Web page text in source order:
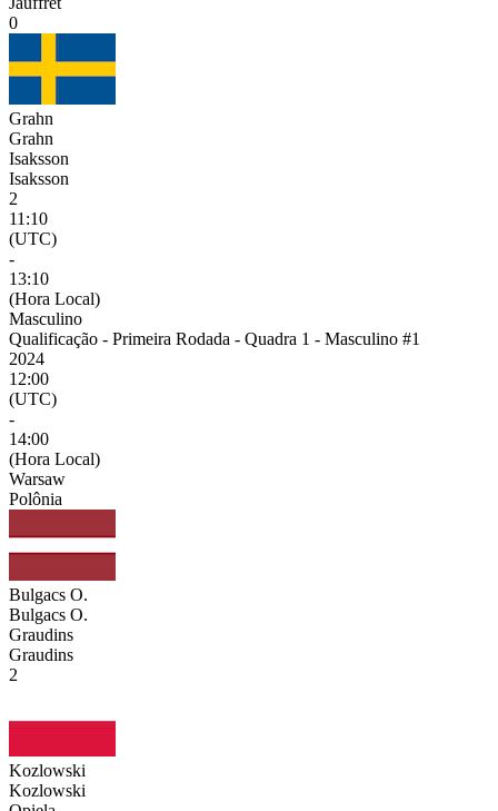
0
Grahn
Grahn
Isaksson
Isaksson
2
11:10
(UTC)
-
13:10
(Hora Local)
Masculino
Qualificação - Primeira Rodada - Quadra 1 - Masculino #1
2024
12:00
(UTC)
-
14:00
(Hora Local)
Warsaw
Polônia
Bulgacs O.
Bulgacs O.
Graudins
Graudins
2
Kozlowski
Kozlowski